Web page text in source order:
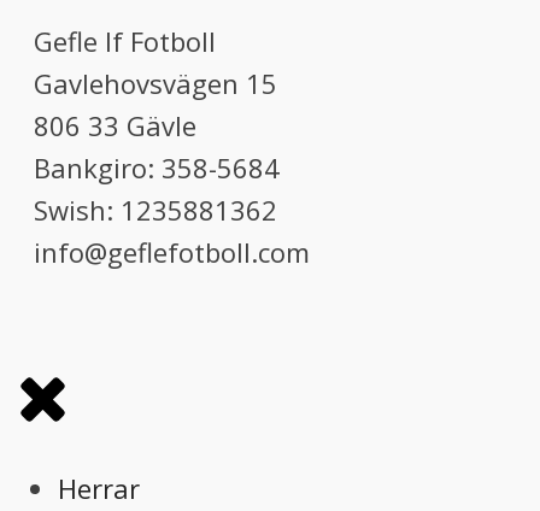
Gefle If Fotboll
Gavlehovsvägen 15
806 33 Gävle
Bankgiro: 358-5684
Swish: 1235881362
info@geflefotboll.com
Herrar